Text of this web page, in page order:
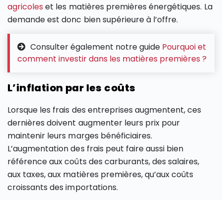
agricoles et les matières premières énergétiques. La
demande est donc bien supérieure à l’offre.
Consulter également notre guide Pourquoi et
comment investir dans les matières premières ?
L’inflation par les coûts
Lorsque les frais des entreprises augmentent, ces
dernières doivent augmenter leurs prix pour
maintenir leurs marges bénéficiaires.
L’augmentation des frais peut faire aussi bien
référence aux coûts des carburants, des salaires,
aux taxes, aux matières premières, qu’aux coûts
croissants des importations.